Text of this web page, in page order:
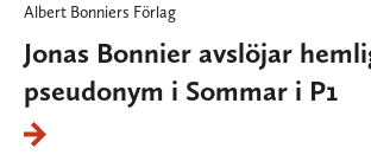
Albert Bonniers Förlag
Jonas Bonnier avslöjar
pseudonym i Sommar i P1